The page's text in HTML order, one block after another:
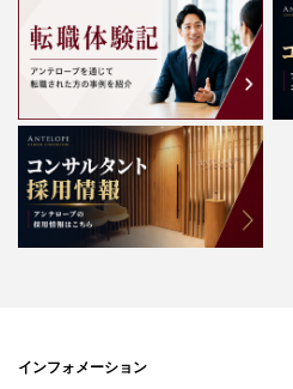
インフォメーション